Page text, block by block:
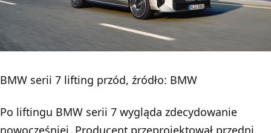
BMW serii 7 lifting przód, źródło: BMW
Po liftingu BMW serii 7 wygląda zdecydowanie